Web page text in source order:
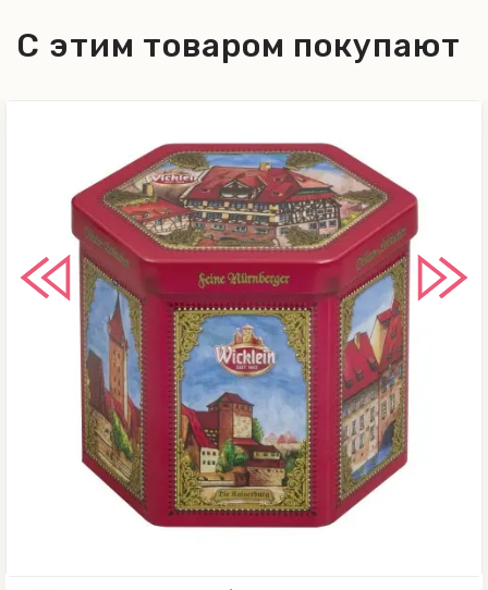
С этим товаром покупают